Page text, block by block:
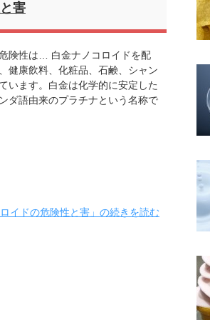
害
険性は… 白金ナノコロイドを配
健康飲料、化粧品、石鹸、シャン
います。白金は化学的に安定した
ダ語由来のプラチナという名称で
ロイドの危険性と害」の続きを読む